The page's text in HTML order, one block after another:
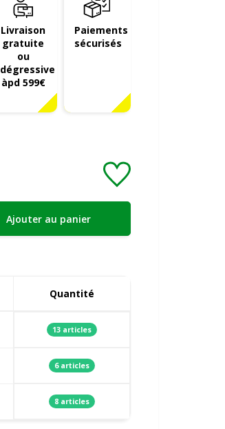
Livraison
gratuite
ou
dégressive
àpd 599€
Paiements
sécurisés
Ajouter au panier
Quantité
13 articles
6 articles
8 articles